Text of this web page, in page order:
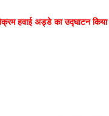
हवाई अड्डे का उद्घाटन